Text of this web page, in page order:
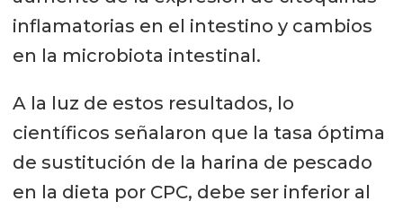
inflamatorias en el intestino y cambios
en la microbiota intestinal.
A la luz de estos resultados, lo
científicos señalaron que la tasa óptima
de sustitución de la harina de pescado
en la dieta por CPC, debe ser inferior al